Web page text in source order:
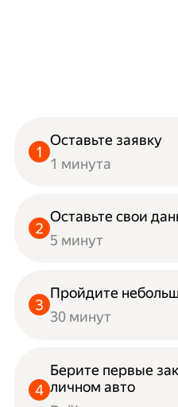
Оставьте заявку
1 минута
Оставьте свои
5 минут
Пройдите
30 минут
Берите первые
личном авто